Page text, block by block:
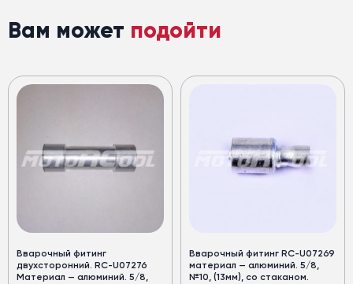
Вам может подойти
Вварочный фитинг
двухсторонний. RC-U07276
Материал — алюминий. 5/8,
Вварочный фитинг RC-U07269
материал — алюминий. 5/8,
№10, (13мм), со стаканом.